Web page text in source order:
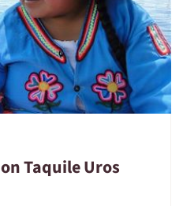
Taquile Uros